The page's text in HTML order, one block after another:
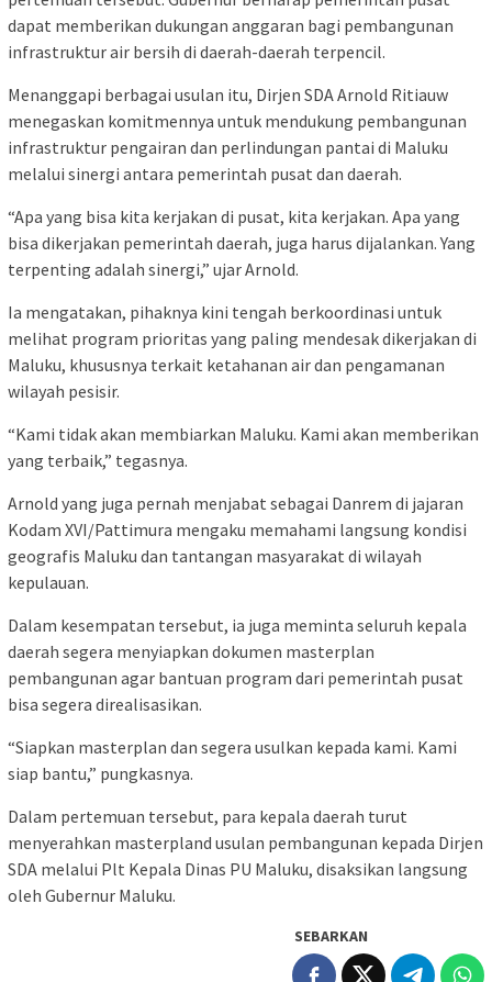
dapat memberikan dukungan anggaran bagi pembangunan
infrastruktur air bersih di daerah-daerah terpencil.
Menanggapi berbagai usulan itu, Dirjen SDA Arnold Ritiauw
menegaskan komitmennya untuk mendukung pembangunan
infrastruktur pengairan dan perlindungan pantai di Maluku
melalui sinergi antara pemerintah pusat dan daerah.
“Apa yang bisa kita kerjakan di pusat, kita kerjakan. Apa yang
bisa dikerjakan pemerintah daerah, juga harus dijalankan. Yang
terpenting adalah sinergi,” ujar Arnold.
Ia mengatakan, pihaknya kini tengah berkoordinasi untuk
melihat program prioritas yang paling mendesak dikerjakan di
Maluku, khususnya terkait ketahanan air dan pengamanan
wilayah pesisir.
“Kami tidak akan membiarkan Maluku. Kami akan memberikan
yang terbaik,” tegasnya.
Arnold yang juga pernah menjabat sebagai Danrem di jajaran
Kodam XVI/Pattimura mengaku memahami langsung kondisi
geografis Maluku dan tantangan masyarakat di wilayah
kepulauan.
Dalam kesempatan tersebut, ia juga meminta seluruh kepala
daerah segera menyiapkan dokumen masterplan
pembangunan agar bantuan program dari pemerintah pusat
bisa segera direalisasikan.
“Siapkan masterplan dan segera usulkan kepada kami. Kami
siap bantu,” pungkasnya.
Dalam pertemuan tersebut, para kepala daerah turut
menyerahkan masterpland usulan pembangunan kepada Dirjen
SDA melalui Plt Kepala Dinas PU Maluku, disaksikan langsung
oleh Gubernur Maluku.
SEBARKAN